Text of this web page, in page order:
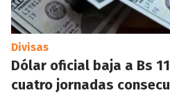
Divisas
Dólar oficial baja a Bs
cuatro jornadas